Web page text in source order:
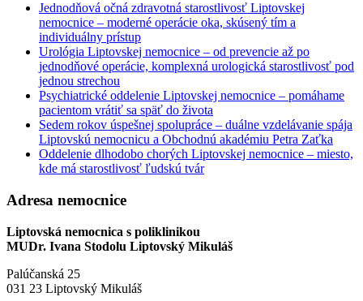
Jednodňová očná zdravotná starostlivosť Liptovskej
nemocnice – moderné operácie oka, skúsený tím a
individuálny prístup
Urológia Liptovskej nemocnice – od prevencie až po
jednodňové operácie, komplexná urologická starostlivosť pod
jednou strechou
Psychiatrické oddelenie Liptovskej nemocnice – pomáhame
pacientom vrátiť sa späť do života
Sedem rokov úspešnej spolupráce – duálne vzdelávanie spája
Liptovskú nemocnicu a Obchodnú akadémiu Petra Zaťka
Oddelenie dlhodobo chorých Liptovskej nemocnice – miesto,
kde má starostlivosť ľudskú tvár
Adresa nemocnice
Liptovská nemocnica s poliklinikou
MUDr. Ivana Stodolu Liptovský Mikuláš
Palúčanská 25
031 23 Liptovský Mikuláš